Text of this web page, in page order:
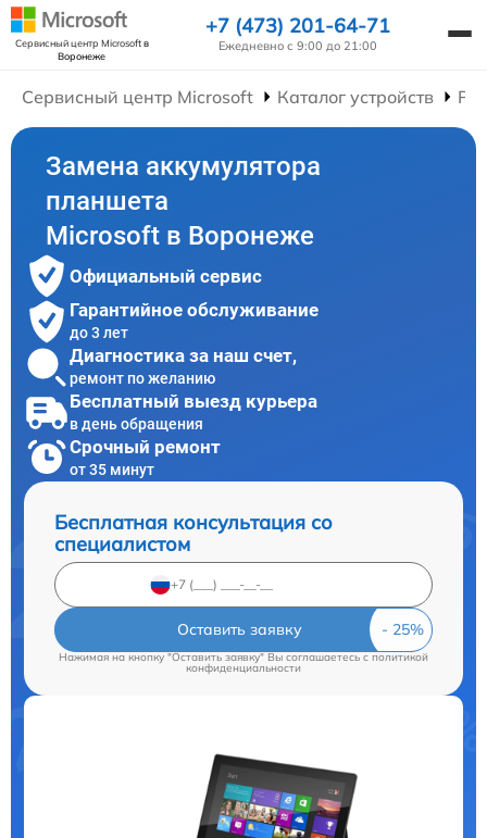
Сервисный центр Microsoftв
Воронеже
+7 (473) 201-64-71
Ежедневно с 9:00 до 21:00
Сервисный центр Microsoft Каталог устройств
Замена аккумулятора
планшета
Microsoft в Воронеже
Официальный сервис
Гарантийное обслуживание
до 3 лет
Диагностика за наш счет,
ремонт по желанию
Бесплатный выезд курьера
в день обращения
Срочный ремонт
от 35 минут
Бесплатная консультация со
специалистом
Оставить заявку
Нажимая на кнопку "Оставить заявку" Вы соглашаетесь cполитикой
конфиденциальности